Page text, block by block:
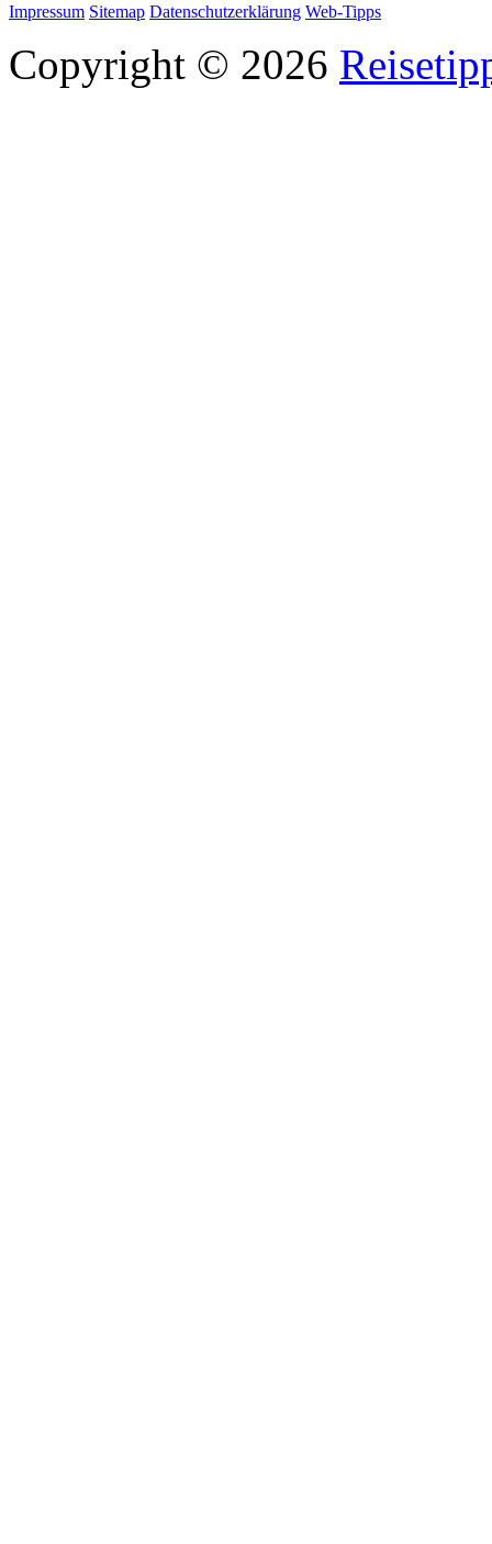
Impressum Sitemap Datenschutzerklärung Web-Tipps
Copyright © 2026